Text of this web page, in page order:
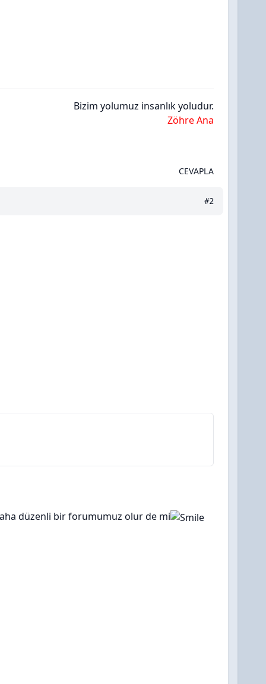
Bizim yolumuz insanlık yoludur.
Zöhre Ana
CEVAPLA
#2
düzenli bir forumumuz olur de mi